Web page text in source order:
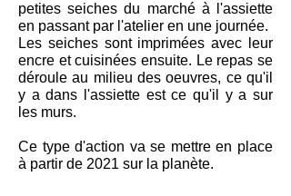
petites seiches du marché à l'assiette
en passant par l'atelier en une journée.
Les seiches sont imprimées avec leur
encre et cuisinées ensuite. Le repas se
déroule au milieu des oeuvres, ce qu'il
y a dans l'assiette est ce qu'il y a sur
les murs.
Ce type d'action va se mettre en place
à partir de 2021 sur la planète.